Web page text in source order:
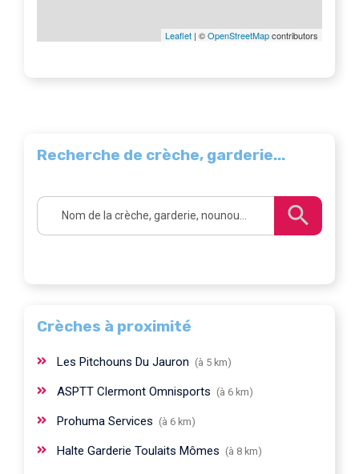
Leaflet | ©OpenStreetMapcontributors
Recherche de crèche, garderie...
Crèches à proximité
Les Pitchouns Du Jauron (à 5 km)
ASPTT Clermont Omnisports (à 6 km)
Prohuma Services (à 6 km)
Halte Garderie Toulaits Mômes (à 8 km)